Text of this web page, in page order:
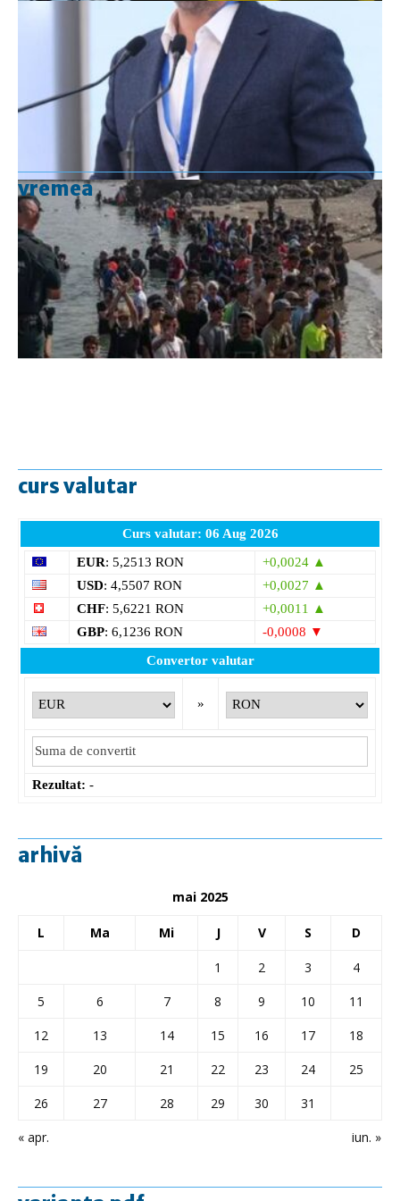
vremea
curs valutar
Curs valutar: 06 Aug 2026
EUR: 5,2513 RON
+0,0024 ▲
USD: 4,5507 RON
+0,0027 ▲
CHF: 5,6221 RON
+0,0011 ▲
GBP: 6,1236 RON
-0,0008 ▼
Convertor valutar
»
Rezultat: -
arhivă
mai 2025
L Ma Mi J V S D
« apr. iun. »
1 2 3
4
5
6 7 8 9 10
11
12
13 14 15 16 17
18
19
20 21 22 23 24
25
26
27 28 29 30 31